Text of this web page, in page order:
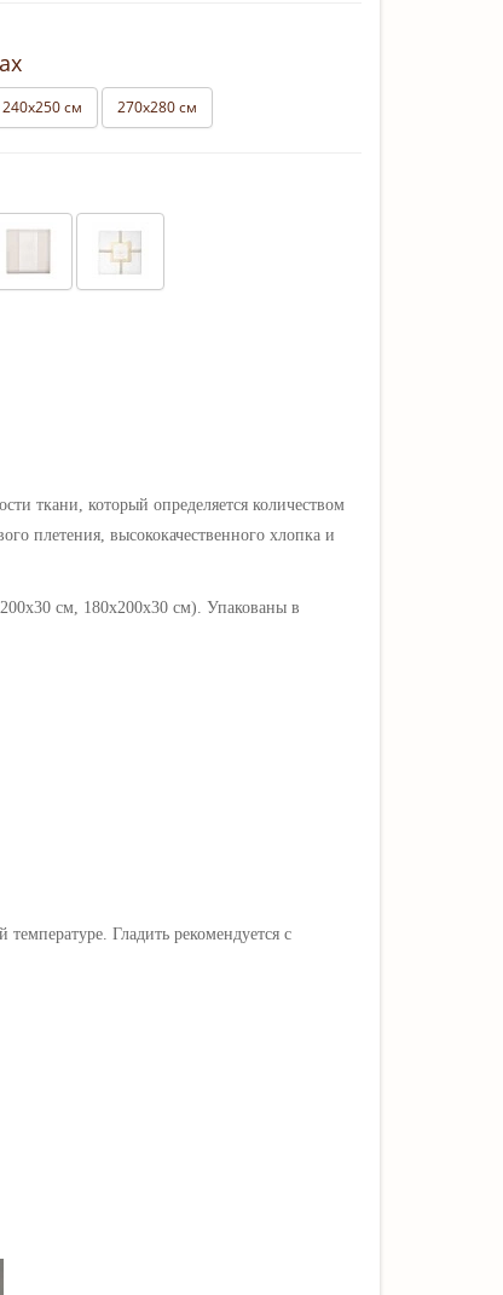
240х250 см 270х280 см
ткани, который определяется количеством
плетения, высококачественного хлопка и
см, 180х200х30 см). Упакованы в
Гладить рекомендуется с